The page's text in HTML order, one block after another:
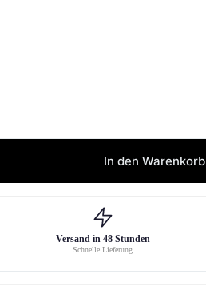
In den Warenkorb
Versand in 48 Stunden
Schnelle Lieferung